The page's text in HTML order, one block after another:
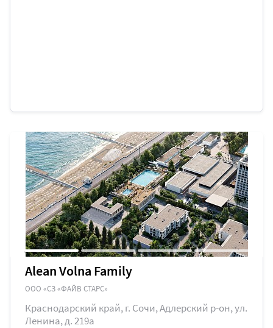
Alean Volna Family
ООО «СЗ «ФАЙВ СТАРС»
Краснодарский край, г. Сочи, Адлерский р-он, ул.
Ленина, д. 219а